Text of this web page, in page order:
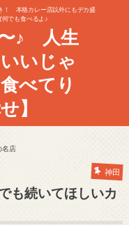
！ 本格カレー店以外にもデカ盛
でも食べるよ♪
♪ 人生
いじゃ
べてり
】
名店
神田
も続いてほしいカ